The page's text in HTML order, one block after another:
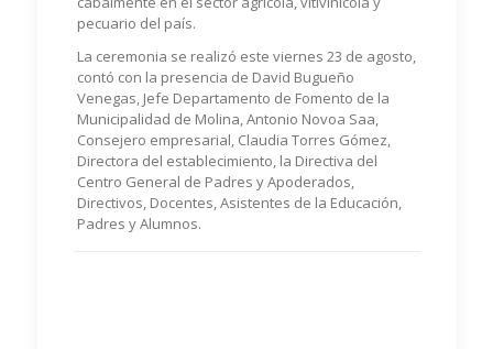
pecuario del país.
La ceremonia se realizó este viernes 23 de agosto,
contó con la presencia de David Bugueño
Venegas, Jefe Departamento de Fomento de la
Municipalidad de Molina, Antonio Novoa Saa,
Consejero empresarial, Claudia Torres Gómez,
Directora del establecimiento, la Directiva del
Centro General de Padres y Apoderados,
Directivos, Docentes, Asistentes de la Educación,
Padres y Alumnos.